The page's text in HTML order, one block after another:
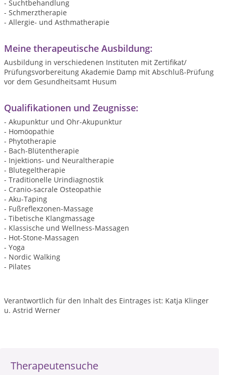
Therapeutensuche
- Suchtbehandlung
- Schmerztherapie
- Allergie- und Asthmatherapie
Meine therapeutische Ausbildung:
Ausbildung in verschiedenen Instituten mit Zertifikat/
Prüfungsvorbereitung Akademie Damp mit Abschluß-Prüfung
vor dem Gesundheitsamt Husum
Qualifikationen und Zeugnisse:
- Akupunktur und Ohr-Akupunktur
- Homöopathie
- Phytotherapie
- Bach-Blütentherapie
- Injektions- und Neuraltherapie
- Blutegeltherapie
- Traditionelle Urindiagnostik
- Cranio-sacrale Osteopathie
- Aku-Taping
- Fußreflexzonen-Massage
- Tibetische Klangmassage
- Klassische und Wellness-Massagen
- Hot-Stone-Massagen
- Yoga
- Nordic Walking
- Pilates
Verantwortlich für den Inhalt des Eintrages ist: Katja Klinger
u. Astrid Werner